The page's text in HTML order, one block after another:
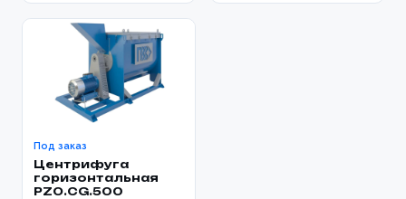
Под заказ
Центрифуга
горизонтальная
PZO.CG.500